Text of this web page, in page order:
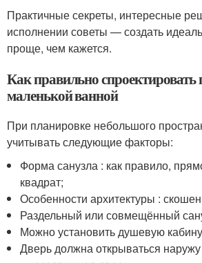
Практичные секреты, интересные
исполнении советы — создать
проще, чем кажется.
Как правильно спроектировать
маленькой ванной
При планировке небольшого
учитывать следующие факторы:
Форма санузла : как правило,
квадрат;
Особенности архитектуры :
Раздельный или совмещённый
Можно установить душевую
Дверь должна открываться